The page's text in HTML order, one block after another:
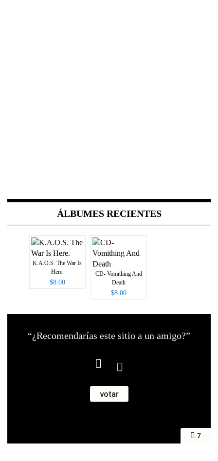
ÁLBUMES RECIENTES
K.A.O.S. The War Is
Here.
$8.00
CD- Vomithing And
Death
$8.00
7
“¿Recomendarías este sitio a un amigo?”